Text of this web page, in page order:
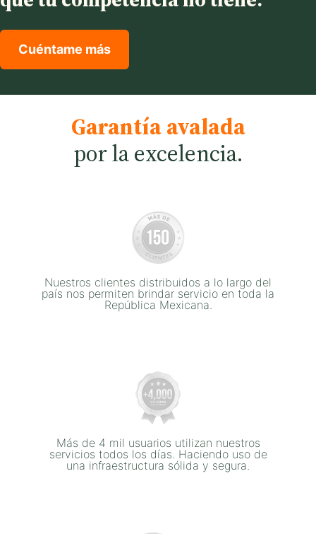
Cuéntame más
Garantía avalada
por la excelencia.
Nuestros clientes distribuidos a lo largo del
país nos permiten brindar servicio en toda la
República Mexicana.
Más de 4 mil usuarios utilizan nuestros
servicios todos los días. Haciendo uso de
una infraestructura sólida y segura.